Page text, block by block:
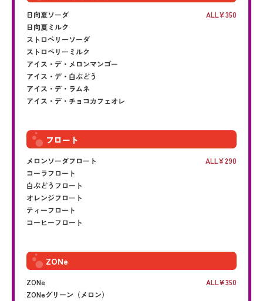
日向夏ソーダ ALL
350
日向夏ミルク
ストロベリーソーダ
ストロベリーミルク
アイス・デ・メロンマンゴー
アイス・デ・白ぶどう
アイス・デ・ラムネ
アイス・デ・チョコカフェオレ
フロート
メロンソーダフロート ALL
290
コーラフロート
白ぶどうフロート
オレンジフロート
ティーフロート
コーヒーフロート
ZONe
ZONe ALL
350
ZONeグリーン（メロン）